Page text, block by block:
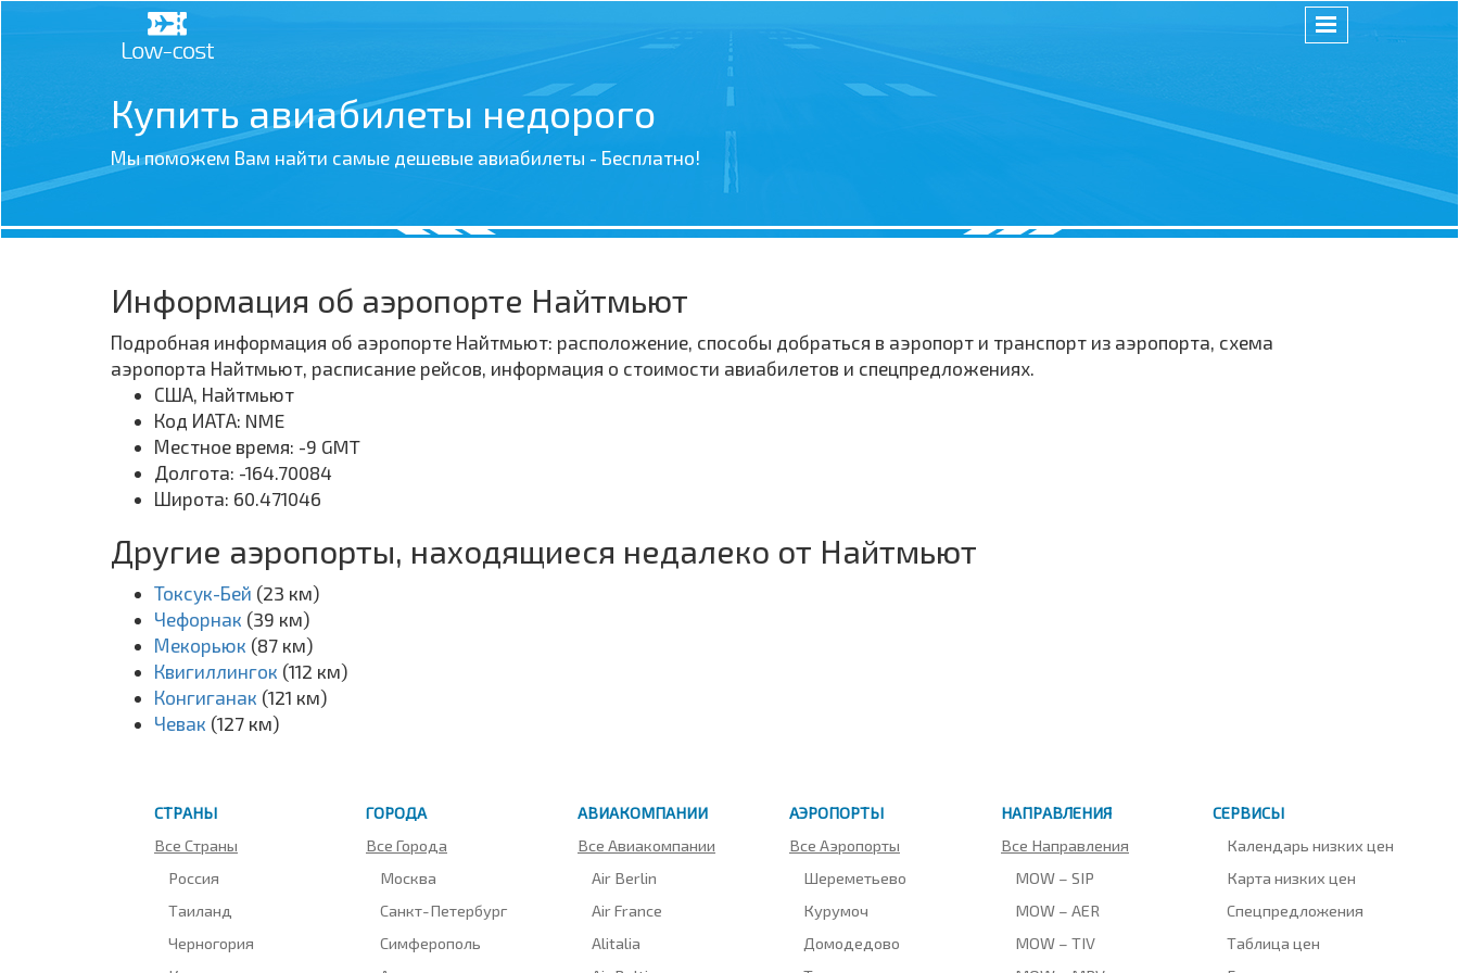
Купить авиабилеты недорого
Мы поможем Вам найти самые дешевые авиабилеты - Бесплатно!
Информация об аэропорте Найтмьют
Подробная информация об аэропорте Найтмьют: расположение, способы добраться в аэропорт и транспорт из аэропорта, схема
аэропорта Найтмьют, расписание рейсов, информация о стоимости авиабилетов и спецпредложениях.
США, Найтмьют
Код ИАТА: NME
Местное время: -9 GMT
Долгота: -164.70084
Широта: 60.471046
Другие аэропорты, находящиеся недалеко от Найтмьют
Токсук-Бей (23 км)
Чефорнак (39 км)
Мекорьюк (87 км)
Квигиллингок (112 км)
Конгиганак (121 км)
Чевак (127 км)
СТРАНЫ
Все Страны
Россия
Таиланд
Черногория
ГОРОДА
Все Города
Москва
Санкт-Петербург
Симферополь
АВИАКОМПАНИИ
Все Авиакомпании
Air Berlin
Air France
Alitalia
АЭРОПОРТЫ
Все Аэропорты
Шереметьево
Курумоч
Домодедово
НАПРАВЛЕНИЯ
Все Направления
MOW – SIP
MOW – AER
MOW – TIV
СЕРВИСЫ
Календарь низких цен
Карта низких цен
Спецпредложения
Таблица цен